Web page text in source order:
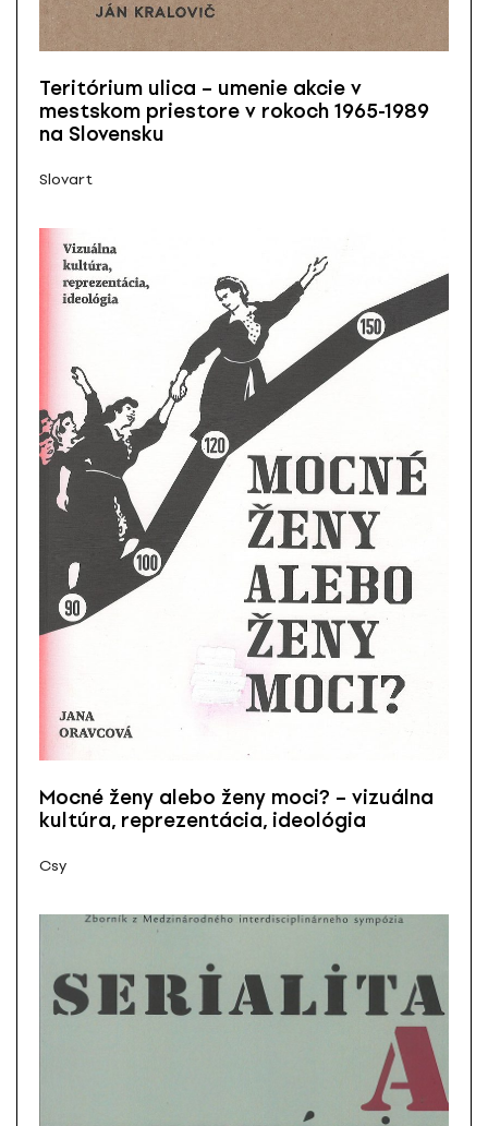
Teritórium ulica – umenie akcie v
mestskom priestore v rokoch 1965-1989
na Slovensku
Slovart
Mocné ženy alebo ženy moci? – vizuálna
kultúra, reprezentácia, ideológia
Csy